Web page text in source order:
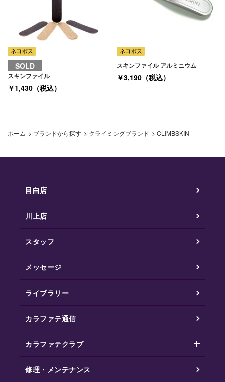
SOLD
スキンファイル
￥1,430（税込）
スキンファイル アルミニウム
￥3,190（税込）
ホーム > ブランドから探す > クライミングブランド > CLIMBSKIN
目白店
川上店
スタッフ
メッセージ
ライブラリー
カラファテ通信
カラファテクラブ
修理・メンテナンス